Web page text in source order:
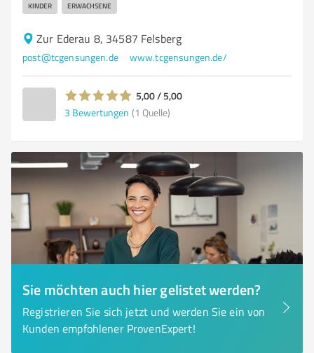
KINDER ERWACHSENE
Zur Ederau 8, 34587 Felsberg
post@tcgensungen.de www.tcgensungen.de/
5,00 / 5,00
3 Bewertungen (1 Quelle)
Sie möchten auch hier gelistet werden?
Registrieren Sie sich jetzt und werden Sie ein von
Kunden empfohlener ProvenExpert!